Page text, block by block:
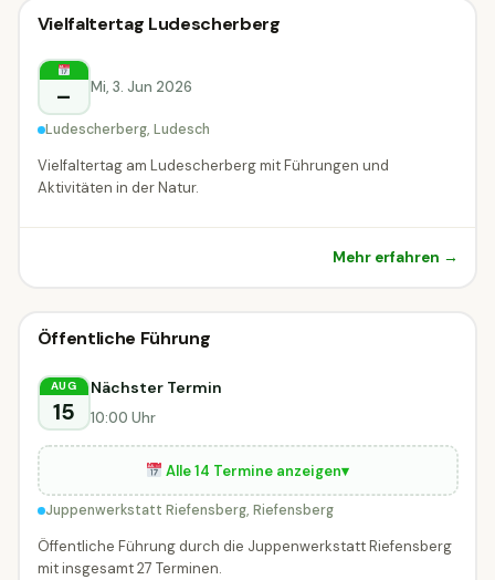
🗣
Führung
Ludesch
🗣 Führung
Vielfaltertag Ludescherberg
– Mi, 3. Jun 2026
Ludescherberg, Ludesch
Vielfaltertag am Ludescherberg mit Führungen und
Aktivitäten in der Natur.
Mehr erfahren →
🗣
Führung
Riefensberg
🗣 Führung
Öffentliche Führung
AUG
15
Nächster Termin
10:00 Uhr
Alle 14 Termine anzeigen▾
Juppenwerkstatt Riefensberg, Riefensberg
Öffentliche Führung durch die Juppenwerkstatt Riefensberg
mit insgesamt 27 Terminen.